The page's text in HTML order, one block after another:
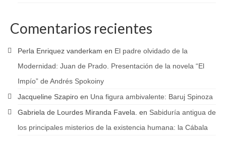
Comentarios recientes
Perla Enriquez vanderkam en El padre olvidado de la
Modernidad: Juan de Prado. Presentación de la novela “El
Impío” de Andrés Spokoiny
Jacqueline Szapiro en Una figura ambivalente: Baruj Spinoza
Gabriela de Lourdes Miranda Favela. en Sabiduría antigua de
los principales misterios de la existencia humana: la Cábala